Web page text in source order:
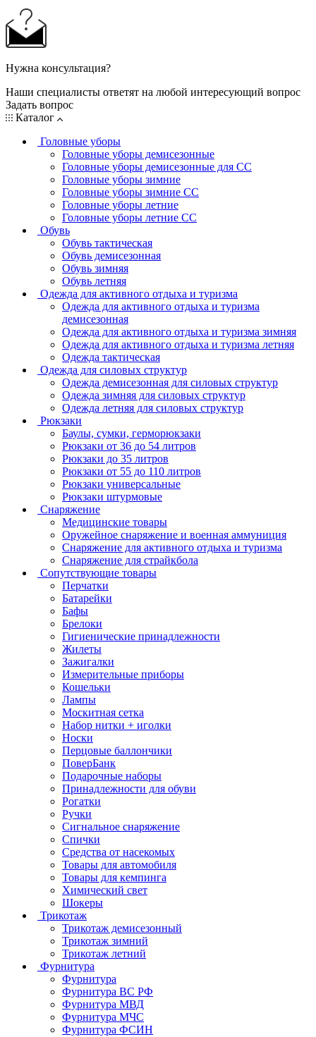
Нужна консультация?
Наши специалисты ответят на любой интересующий вопрос
Задать вопрос
Каталог
Головные уборы
Головные уборы демисезонные
Головные уборы демисезонные для СС
Головные уборы зимние
Головные уборы зимние СС
Головные уборы летние
Головные уборы летние СС
Обувь
Обувь тактическая
Обувь демисезонная
Обувь зимняя
Обувь летняя
Одежда для активного отдыха и туризма
Одежда для активного отдыха и туризма
демисезонная
Одежда для активного отдыха и туризма зимняя
Одежда для активного отдыха и туризма летняя
Одежда тактическая
Одежда для силовых структур
Одежда демисезонная для силовых структур
Одежда зимняя для силовых структур
Одежда летняя для силовых структур
Рюкзаки
Баулы, сумки, герморюкзаки
Рюкзаки от 36 до 54 литров
Рюкзаки до 35 литров
Рюкзаки от 55 до 110 литров
Рюкзаки универсальные
Рюкзаки штурмовые
Снаряжение
Медицинские товары
Оружейное снаряжение и военная аммуниция
Снаряжение для активного отдыха и туризма
Снаряжение для страйкбола
Сопутствующие товары
Перчатки
Батарейки
Бафы
Брелоки
Гигиенические принадлежности
Жилеты
Зажигалки
Измерительные приборы
Кошельки
Лампы
Москитная сетка
Набор нитки + иголки
Носки
Перцовые баллончики
ПоверБанк
Подарочные наборы
Принадлежности для обуви
Рогатки
Ручки
Сигнальное снаряжение
Спички
Средства от насекомых
Товары для автомобиля
Товары для кемпинга
Химический свет
Шокеры
Трикотаж
Трикотаж демисезонный
Трикотаж зимний
Трикотаж летний
Фурнитура
Фурнитура
Фурнитура ВС РФ
Фурнитура МВД
Фурнитура МЧС
Фурнитура ФСИН